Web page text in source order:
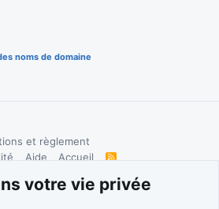
noms de domaine
et règlement
Aide Accueil
R
S
®
© 2010-2026 XenForo Ltd.
votre vie privée